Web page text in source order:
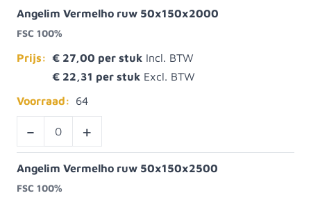
Angelim Vermelho ruw 50x150x2000
FSC 100%
Prijs: € 27,00
€ 22,31
Voorraad:
64
- +
Angelim Vermelho ruw 50x150x2500
FSC 100%